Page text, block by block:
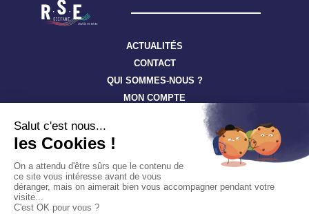
ACTUALITÉS
CONTACT
QUI SOMMES-NOUS ?
MON COMPTE
Suivez toute l’actualité à travers nos newsletters
S'ABONNER